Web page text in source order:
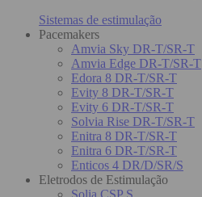
Sistemas de estimulação
Pacemakers
Amvia Sky DR-T/SR-T
Amvia Edge DR-T/SR-T
Edora 8 DR-T/SR-T
Evity 8 DR-T/SR-T
Evity 6 DR-T/SR-T
Solvia Rise DR-T/SR-T
Enitra 8 DR-T/SR-T
Enitra 6 DR-T/SR-T
Enticos 4 DR/D/SR/S
Eletrodos de Estimulação
Solia CSP S